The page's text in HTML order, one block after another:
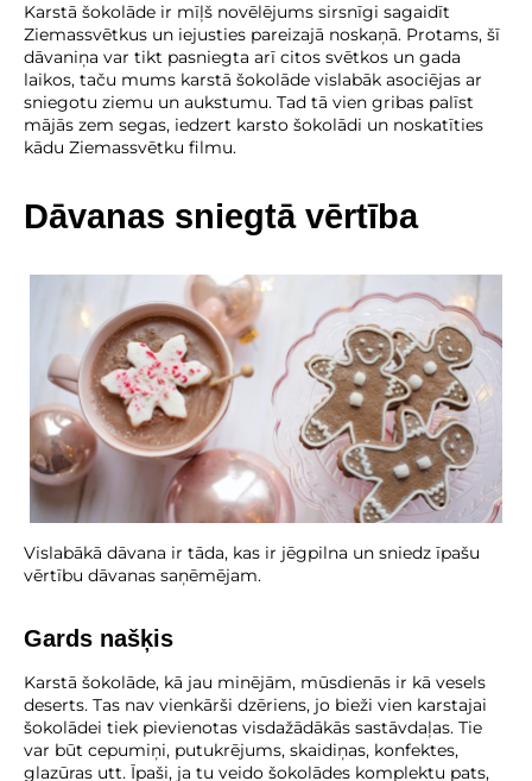
Karstā šokolāde ir mīļš novēlējums sirsnīgi sagaidīt
Ziemassvētkus un iejusties pareizajā noskaņā. Protams, šī
dāvaniņa var tikt pasniegta arī citos svētkos un gada
laikos, taču mums karstā šokolāde vislabāk asociējas ar
sniegotu ziemu un aukstumu. Tad tā vien gribas palīst
mājās zem segas, iedzert karsto šokolādi un noskatīties
kādu Ziemassvētku filmu.
Dāvanas sniegtā vērtība
Vislabākā dāvana ir tāda, kas ir jēgpilna un sniedz īpašu
vērtību dāvanas saņēmējam.
Gards našķis
Karstā šokolāde, kā jau minējām, mūsdienās ir kā vesels
deserts. Tas nav vienkārši dzēriens, jo bieži vien karstajai
šokolādei tiek pievienotas visdažādākās sastāvdaļas. Tie
var būt cepumiņi, putukrējums, skaidiņas, konfektes,
glazūras utt. Īpaši, ja tu veido šokolādes komplektu pats,